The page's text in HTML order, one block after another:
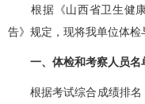
根据《山西省卫生健康
告》规定，现将我单位体检
一、体检和考察人员名
根据考试综合成绩排名